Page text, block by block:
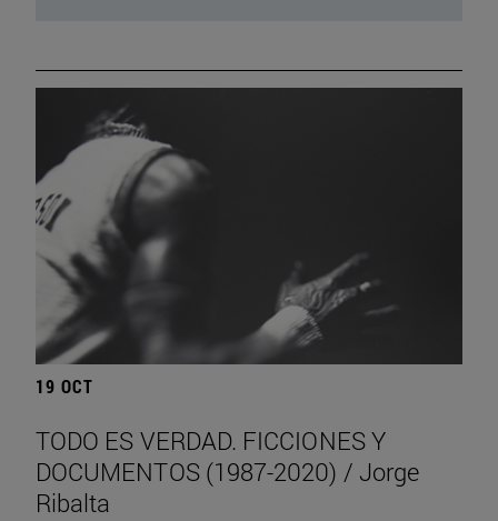
19 OCT
TODO ES VERDAD. FICCIONES Y
DOCUMENTOS (1987-2020) / Jorge
Ribalta